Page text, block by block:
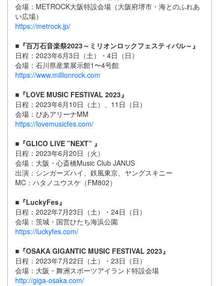
会場：METROCK大阪特設会場（大阪府堺市・海とのふれあ
い広場）
https://metrock.jp/
■『百万石音楽祭2023～ミリオンロックフェスティバル～』
日程：2023年6月3日（土）・4日（日）
会場：石川県産業展示館1〜4号館
https://www.millionrock.com
■『LOVE MUSIC FESTIVAL 2023』
日程：2023年6月10日（土）、11日（日）
会場：ぴあアリーナMM
https://lovemusicfes.com/
■『GLICO LIVE ”NEXT” 』
日程：2023年6月20日（火）
会場：大阪・心斎橋Music Club JANUS
出演：シンガーズハイ、鉄風東京、ヤングスキニー
MC：ハタノユウスケ（FM802）
■『LuckyFes』
日程：2022年7月23日（土）・24日（日）
会場：茨城・国営ひたち海浜公園
https://luckyfes.com/
■『OSAKA GIGANTIC MUSIC FESTIVAL 2023』
日程：2023年7月22日（土）・23日（日）
会場：大阪・舞洲スポーツアイランド特設会場
http://giga-osaka.com/